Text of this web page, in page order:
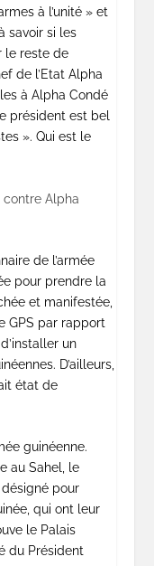
à l’unité » et
savoir si les
le reste de
de l’Etat Alpha
à Alpha Condé
président est bel
». Qui est le
contre Alpha
de l’armée
pour prendre la
et manifestée,
GPS par rapport
un
D’ailleurs,
état de
guinéenne.
au Sahel, le
pour
qui ont leur
le Palais
du Président